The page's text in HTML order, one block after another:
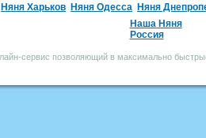
Няня Харьков Няня Одесса Няня
Наша Няня
Россия
сервис позволяющий в максимально